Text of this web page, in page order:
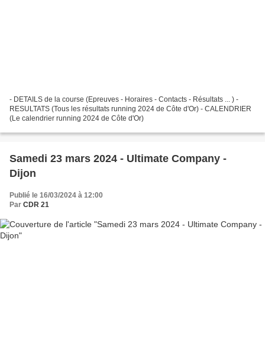
- DETAILS de la course (Epreuves - Horaires - Contacts - Résultats ... ) -
RESULTATS (Tous les résultats running 2024 de Côte d'Or) - CALENDRIER
(Le calendrier running 2024 de Côte d'Or)
Samedi 23 mars 2024 - Ultimate Company -
Dijon
Publié le 16/03/2024 à 12:00
Par CDR 21